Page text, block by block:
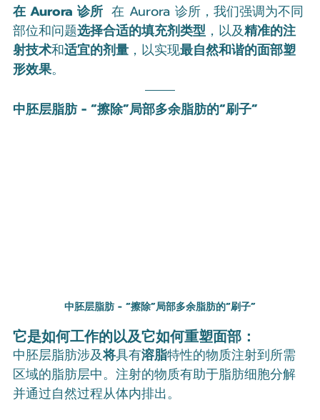
在 Aurora 诊所 在 Aurora 诊所，我们强调为不同
部位和问题选择合适的填充剂类型 ，以及精准的注
射技术和适宜的剂量 ，以实现最自然和谐的面部塑
形效果。
中胚层脂肪 - “擦除”局部多余脂肪的“刷子”
中胚层脂肪 - “擦除”局部多余脂肪的“刷子”
它是如何工作的以及它如何重塑面部：
中胚层脂肪涉及将具有溶脂特性的物质注射到所需
区域的脂肪层中。注射的物质有助于脂肪细胞分解
并通过自然过程从体内排出。